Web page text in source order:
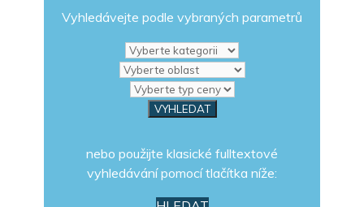
Vyhledávejte podle vybraných parametrů
nebo použijte klasické fulltextové
vyhledávání pomocí tlačítka níže: